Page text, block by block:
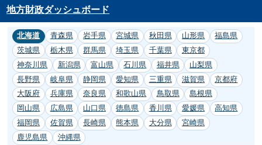
地方財政ダッシュボード
北海道 青森県 岩手県 宮城県 秋田県 山形県
福島県
茨城県
栃木県 群馬県 埼玉県 千葉県
東京都
神奈川県
新潟県 富山県 石川県 福井県
山梨県
長野県
岐阜県 静岡県 愛知県 三重県 滋賀県
京都府
大阪府
兵庫県 奈良県 和歌山県 鳥取県
島根県
岡山県
広島県 山口県 徳島県 香川県 愛媛県
高知県
福岡県
佐賀県 長崎県 熊本県 大分県
宮崎県
鹿児島県
沖縄県